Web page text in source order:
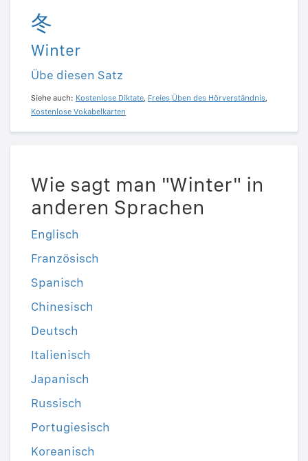
冬
Winter
Übe diesen Satz
Siehe auch: Kostenlose Diktate, Freies Üben des Hörverständnis,
Kostenlose Vokabelkarten
Wie sagt man "Winter" in
anderen Sprachen
Englisch
Französisch
Spanisch
Chinesisch
Deutsch
Italienisch
Japanisch
Russisch
Portugiesisch
Koreanisch